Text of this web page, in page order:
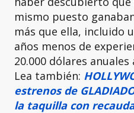
mismo puesto
más que ella, incluido
años menos de
20.000 dólares anuales
Lea también:
estrenos de
la taquilla con